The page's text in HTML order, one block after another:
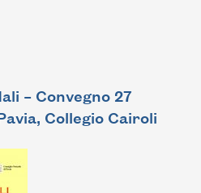
– Convegno 27
Collegio Cairoli